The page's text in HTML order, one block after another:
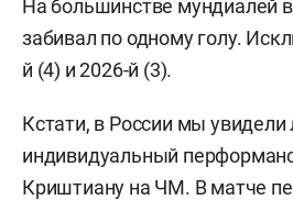
На большинстве мундиалей
забивал по одному голу.
й (4) и 2026-й (3).
Кстати, в России мы
индивидуальный
Криштиану на ЧМ. В матче